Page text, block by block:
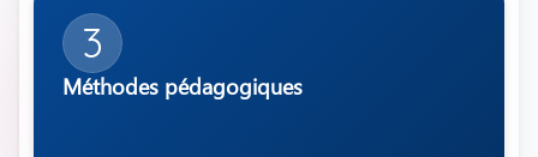
3
Méthodes pédagogiques